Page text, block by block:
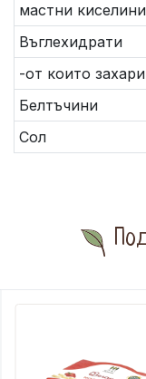
мастни киселини
Въглехидрати
-от които захари
Белтъчини
Сол